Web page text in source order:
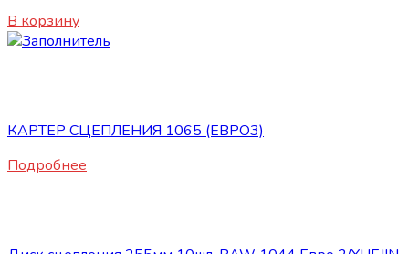
В корзину
КАРТЕР СЦЕПЛЕНИЯ 1065 (ЕВРО3)
Подробнее